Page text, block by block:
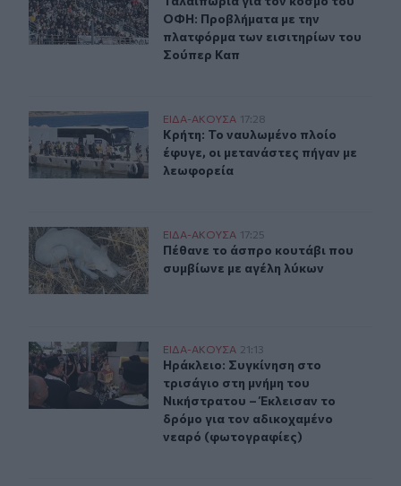
ΟΦΗ: Προβλήματα με την
πλατφόρμα των εισιτηρίων του
Σούπερ Καπ
Κρήτη: Το ναυλωμένο πλοίο έφυγε, οι μετανάστες
ΕΙΔΑ-ΑΚΟΥΣΑ 17:28
Κρήτη: Το ναυλωμένο πλοίο έφυγε,
Κρήτη: Το ναυλωμένο πλοίο
έφυγε, οι μετανάστες πήγαν με
λεωφορεία
Πέθανε το άσπρο κουτάβι που συμβίωνε με αγέλη λύκων
ΕΙΔΑ-ΑΚΟΥΣΑ 17:25
Πέθανε το άσπρο κουτάβι που
Πέθανε το άσπρο κουτάβι που
συμβίωνε με αγέλη λύκων
Ηράκλειο: Συγκίνηση στο τρισάγιο στη μνήμη του
ΕΙΔΑ-ΑΚΟΥΣΑ 21:13
Ηράκλειο: Συγκίνηση στο
Ηράκλειο: Συγκίνηση στο
τρισάγιο στη μνήμη του
Νικήστρατου – Έκλεισαν το
δρόμο για τον αδικοχαμένο
νεαρό (φωτογραφίες)